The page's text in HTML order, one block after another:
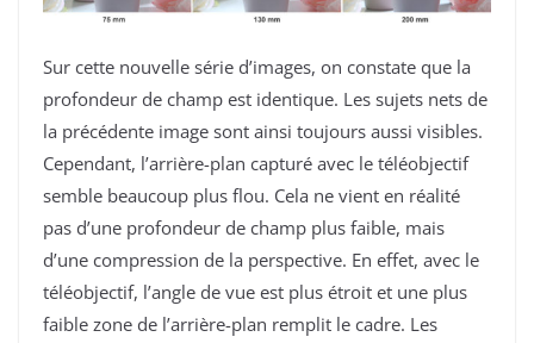
Sur cette nouvelle série d’images, on constate que la
profondeur de champ est identique. Les sujets nets de
la précédente image sont ainsi toujours aussi visibles.
Cependant, l’arrière-plan capturé avec le téléobjectif
semble beaucoup plus flou. Cela ne vient en réalité
pas d’une profondeur de champ plus faible, mais
d’une compression de la perspective. En effet, avec le
téléobjectif, l’angle de vue est plus étroit et une plus
faible zone de l’arrière-plan remplit le cadre. Les